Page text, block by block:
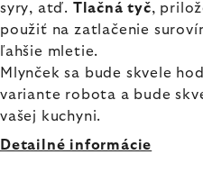
syry, atď. Tlačná tyč,
použiť na zatlačenie
ľahšie mletie.
Mlynček sa bude skvele
variante robota a bude
vašej kuchyni.
Detailné informácie